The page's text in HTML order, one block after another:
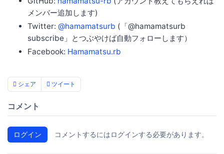
メンバー追加します)
Twitter: @hamamatsurb (「@hamamatsurb
subscribe」とつぶやけば自動フォローします）
Facebook: Hamamatsu.rb
シェア ツイート
コメント
ログイン コメントするにはログインする必要があります。